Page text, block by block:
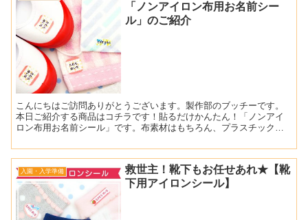
「ノンアイロン布用お名前シー
ル」のご紹介
こんにちはご訪問ありがとうございます。製作部のブッチーです。
本日ご紹介する商品はコチラです！貼るだけかんたん！「ノンアイ
ロン布用お名前シール」です。布素材はもちろん、プラスチックや
保...
入園・入学準備
救世主！靴下もお任せあれ★【靴
下用アイロンシール】